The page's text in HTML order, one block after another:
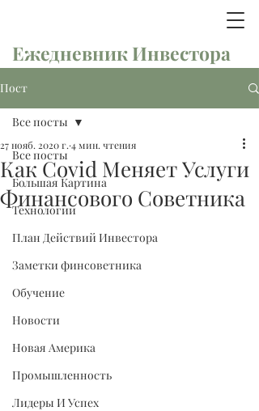
Ежедневник Инвестора
Пост
Все посты
Большая Картина
Технологии
План Действий Инвестора
Заметки финсоветника
Обучение
Новости
Новая Америка
Промышленность
Лидеры И Успех
Все посты
Как Covid Меняет Услуги
Финансового Советника
27 нояб. 2020 г. 4 мин. чтения